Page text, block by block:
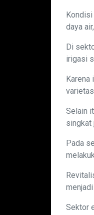
daya
Di
irigasi
Karena
Selain
singkat
Pada
Sektor